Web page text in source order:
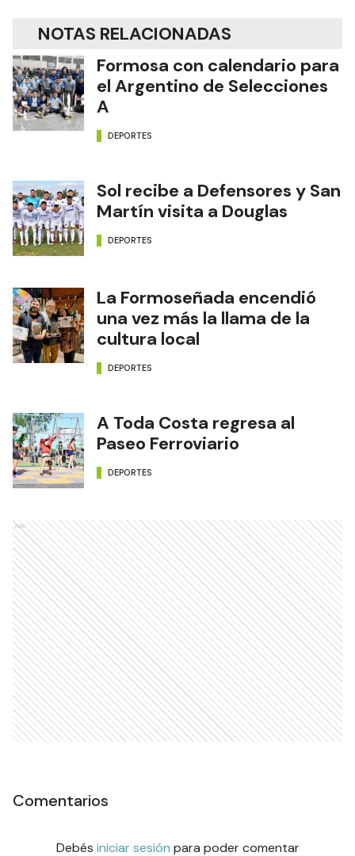
NOTAS RELACIONADAS
Formosa con calendario para
el Argentino de Selecciones
A
DEPORTES
Sol recibe a Defensores y San
Martín visita a Douglas
DEPORTES
La Formoseñada encendió
una vez más la llama de la
cultura local
DEPORTES
A Toda Costa regresa al
Paseo Ferroviario
DEPORTES
Ads
Comentarios
Debés iniciar sesión para poder comentar